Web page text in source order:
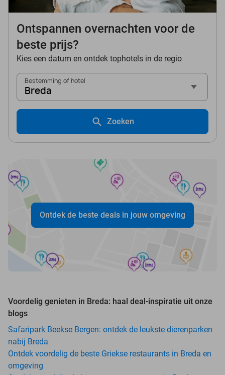
Ontspannen overnachten voor de
beste prijs?
Kies een datum en ontdek tophotels in de regio
Bestemming of hotel
Breda
Zoeken
Ontdek de beste deals in jouw omgeving
Voordelig genieten in Breda: haal deal-inspiratie uit onze
blogs
Safaripark Beekse Bergen: ontdek de leukste dierenparken
nabij Breda
Ontdek voordelig de beste Griekse restaurants in Breda en
omgeving